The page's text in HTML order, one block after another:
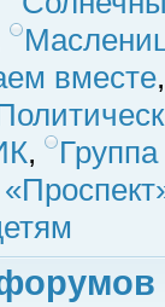
вместе
,